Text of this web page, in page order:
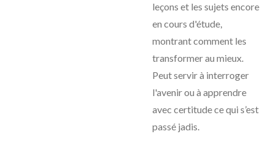
leçons et les sujets encore
en cours d'étude,
montrant comment les
transformer au mieux.
Peut servir à interroger
l'avenir ou à apprendre
avec certitude ce qui s’est
passé jadis.